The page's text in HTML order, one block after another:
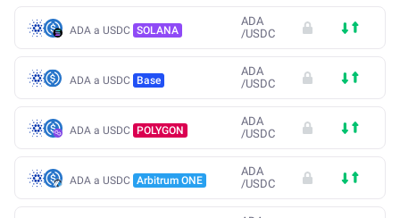
ADA a USDC SOLANA
ADA
/USDC
ADA a USDC Base
ADA
/USDC
ADA a USDC POLYGON
ADA
/USDC
ADA a USDC Arbitrum ONE
ADA
/USDC